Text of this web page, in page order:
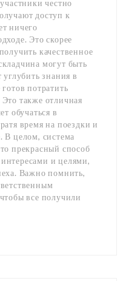
честно
доступ к
ничего
Это скорее
качественное
могут быть
знания в
потратить
также отличная
обучаться в
время на поездки и
В целом, система
прекрасный способ
и целями,
Важно помнить,
все получили